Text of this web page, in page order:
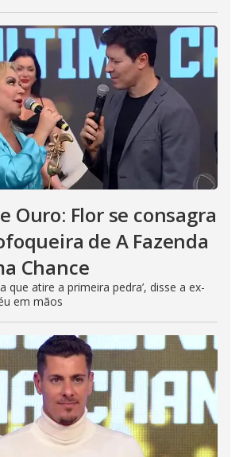
Ouro: Flor se consagra
de A Fazenda
Chance
que atire a primeira pedra’, disse a ex-
em mãos